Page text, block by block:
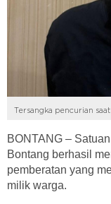
Tersangka pencurian
BONTANG –
Bontang berhasil
pemberatan yang
milik warga.